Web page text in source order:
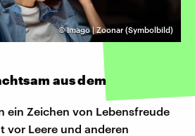
©Imago | Zoonar (Symbolbild)
aus dem
ein Zeichen von Lebensfreude
vor Leere und anderen